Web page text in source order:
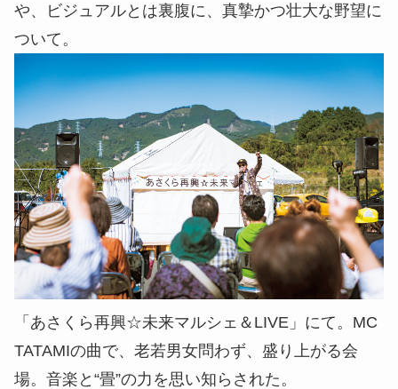
や、ビジュアルとは裏腹に、真摯かつ壮大な野望に
ついて。
「あさくら再興☆未来マルシェ＆LIVE」にて。MC
TATAMIの曲で、老若男女問わず、盛り上がる会
場。音楽と“畳”の力を思い知らされた。